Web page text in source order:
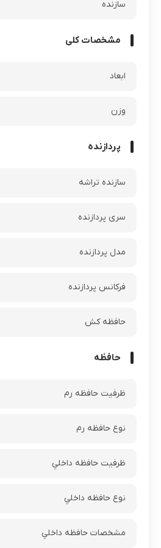
سازنده
مشخصات کلی
ابعاد
وزن
پردازنده
سازنده تراشه
سری پردازنده
مدل پردازنده
فرکانس پردازنده‌
حافظه کش
حافظه
ظرفيت حافظه رم
نوع حافظه رم
ظرفيت حافظه داخلي
نوع حافظه داخلي
مشخصات حافظه داخلي